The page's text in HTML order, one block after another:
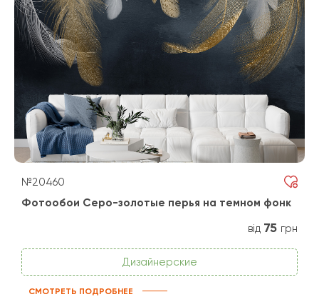
№20460
Фотообои Серо-золотые перья на темном фонк
від 75 грн
Дизайнерские
СМОТРЕТЬ ПОДРОБНЕЕ